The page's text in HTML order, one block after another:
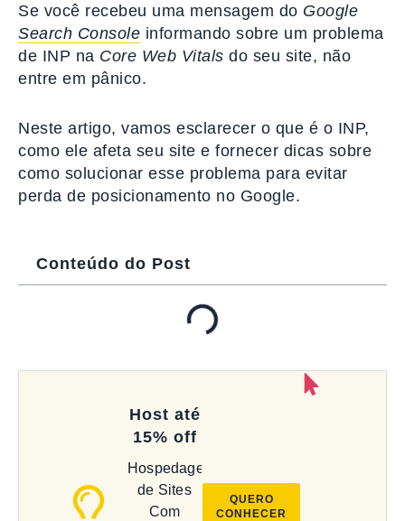
Se você recebeu uma mensagem do Google
Search Console informando sobre um problema
de INP na Core Web Vitals do seu site, não
entre em pânico.
Neste artigo, vamos esclarecer o que é o INP,
como ele afeta seu site e fornecer dicas sobre
como solucionar esse problema para evitar
perda de posicionamento no Google.
Conteúdo do Post
Host até
15% off
Hospedagem
de Sites
Com
QUERO
CONHECER